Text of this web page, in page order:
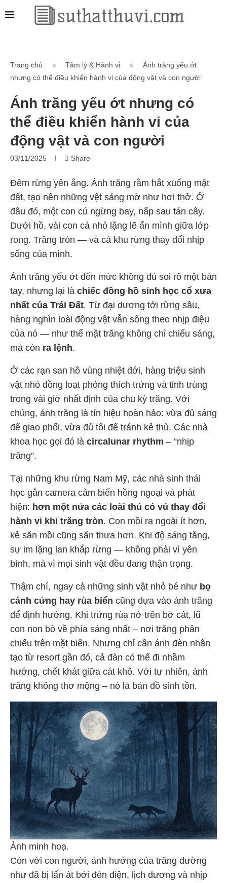
Trang chủ » Tâm lý & Hành vi »
Ánh trăng yếu ớt
nhưng có thể điều khiển hành vi của động vật và con người
Ánh trăng yếu ớt nhưng có
thể điều khiển hành vi của
động vật và con người
03/11/2025 Share
Đêm rừng yên ắng. Ánh trăng rằm hắt xuống mặt
đất, tạo nên những vệt sáng mờ như hơi thở. Ở
đâu đó, một con cú ngừng bay, nấp sau tán cây.
Dưới hồ, vài con cá nhỏ lặng lẽ ẩn mình giữa lớp
rong. Trăng tròn — và cả khu rừng thay đổi nhịp
sống của mình.
Ánh trăng yếu ớt đến mức không đủ soi rõ một bàn
tay, nhưng lại là chiếc đồng hồ sinh học cổ xưa
nhất của Trái Đất. Từ đại dương tới rừng sâu,
hàng nghìn loài động vật vẫn sống theo nhịp điệu
của nó — như thể mặt trăng không chỉ chiếu sáng,
mà còn ra lệnh.
Ở các rạn san hô vùng nhiệt đới, hàng triệu sinh
vật nhỏ đồng loạt phóng thích trứng và tinh trùng
trong vài giờ nhất định của chu kỳ trăng. Với
chúng, ánh trăng là tín hiệu hoàn hảo: vừa đủ sáng
để giao phối, vừa đủ tối để tránh kẻ thù. Các nhà
khoa học gọi đó là circalunar rhythm – “nhịp
trăng”.
Tại những khu rừng Nam Mỹ, các nhà sinh thái
học gắn camera cảm biến hồng ngoại và phát
hiện: hơn một nửa các loài thú có vú thay đổi
hành vi khi trăng tròn. Con mồi ra ngoài ít hơn,
kẻ săn mồi cũng săn thưa hơn. Khi độ sáng tăng,
sự im lặng lan khắp rừng — không phải vì yên
bình, mà vì mọi sinh vật đều đang thận trọng.
Thậm chí, ngay cả những sinh vật nhỏ bé như bọ
cánh cứng hay rùa biển cũng dựa vào ánh trăng
để định hướng. Khi trứng rùa nở trên bờ cát, lũ
con non bò về phía sáng nhất – nơi trăng phản
chiếu trên mặt biển. Nhưng chỉ cần ánh đèn nhân
tạo từ resort gần đó, cả đàn có thể đi nhầm
hướng, chết khát giữa cát khô. Với tự nhiên, ánh
trăng không thơ mộng – nó là bản đồ sinh tồn.
Ảnh minh hoạ.
Còn với con người, ảnh hưởng của trăng dường
như đã bị lấn át bởi đèn điện, lịch dương và nhịp